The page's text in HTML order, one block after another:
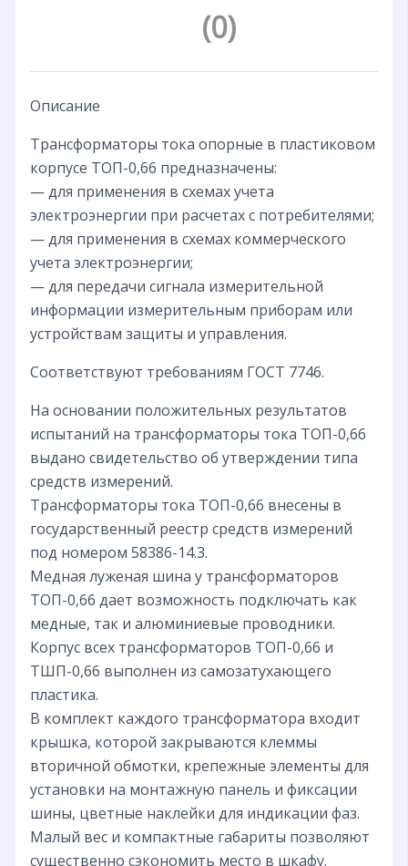
(0)
Описание
Трансформаторы тока опорные в пластиковом
корпусе ТОП-0,66 предназначены:
— для применения в схемах учета
электроэнергии при расчетах с потребителями;
— для применения в схемах коммерческого
учета электроэнергии;
— для передачи сигнала измерительной
информации измерительным приборам или
устройствам защиты и управления.
Соответствуют требованиям ГОСТ 7746.
На основании положительных результатов
испытаний на трансформаторы тока ТОП-0,66
выдано свидетельство об утверждении типа
средств измерений.
Трансформаторы тока ТОП-0,66 внесены в
государственный реестр средств измерений
под номером 58386-14.3.
Медная луженая шина у трансформаторов
ТОП-0,66 дает возможность подключать как
медные, так и алюминиевые проводники.
Корпус всех трансформаторов ТОП-0,66 и
ТШП-0,66 выполнен из самозатухающего
пластика.
В комплект каждого трансформатора входит
крышка, которой закрываются клеммы
вторичной обмотки, крепежные элементы для
установки на монтажную панель и фиксации
шины, цветные наклейки для индикации фаз.
Малый вес и компактные габариты позволяют
существенно сэкономить место в шкафу.